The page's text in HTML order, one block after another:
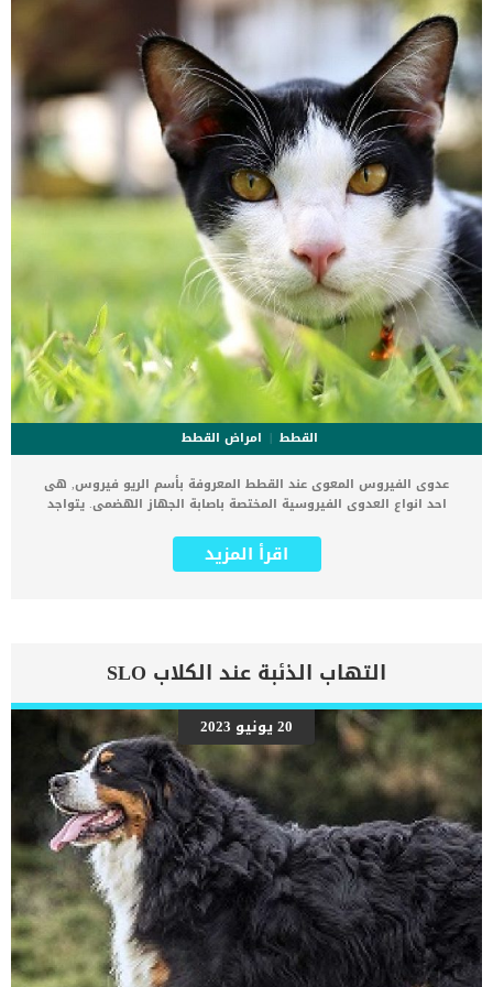
النزيف عند القطط السبب الوحيد الذى تم تحديده يكمن خلف هذه المشكلة
هو العامل الوراثى. تشخيص الطبيب البيطرى لحالة القط توجه بقطك […]
القطط
امراض القطط
عدوى الفيروس المعوى عند القطط المعروفة بأسم الريو فيروس, هى
احد انواع العدوى الفيروسية المختصة باصابة الجهاز الهضمى. يتواجد
خلايا في المنطقة المحيطة بها. تسبب عدوى الفيروس المعوى عند القطط
مجموعة من الفيروسات التي تحتوي على الحمض النووي المزدوج (حمض
كلما زادت احتمالية اصابتها بهذه العدوى الفيروسية. اقرأ ايضا: عملية
تصحيح اوضاع الامعاء عند القطط “Enteroplication” اعراض وعلامات عدوى
الفيروس المعوى عند القطط عادةً ما يكون لدى القطة المصابة بعدوى
فيروس الريو أعراض خفيفة مثل: _ الإسهال _التهاب اللثة _التهاب
الملتحمة _أمراض الجهاز التنفسي _فقدان التوازن _ارتعاش العضلات
_ترنح. اقرأ ايضا: عملية اغلاق الامعاء عند القطط واسبابها تشخيص الطبيب
البيطرى لحالة القط سيقوم الطبيب البيطري بإجراء فحص بدني كامل
وملف دم للقطة، بما في ذلك ملف الدم الكيميائي وتعداد الدم الكامل
وتحليل البول. ستهدف الإجراءات التشخيصية إلى التمييز بين العدوى
الفيروسية والتهابات الجهاز التنفسي الخفيفة الأخرى التي تسببها
البكتيريا. علاج عدوى الريو فيروس عند القطط بما […]
اقرأ المزيد
التهاب الذئبة عند الكلاب SLO
20 يونيو 2023